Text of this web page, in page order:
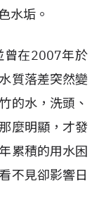
水垢。
曾在2007年於
質落差突然變
的水，洗頭、
麼明顯，才發
累積的用水困
不見卻影響日